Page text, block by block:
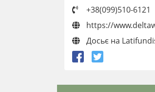
+38(099)510-6121
https://
Досьє на